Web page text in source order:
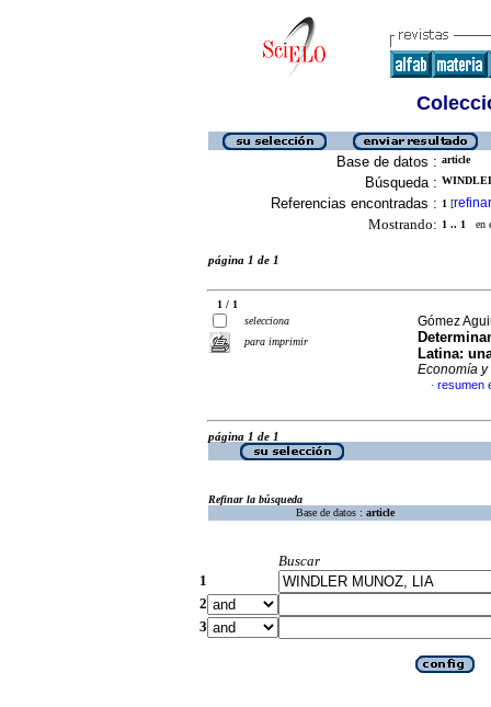
Base de datos : article
Búsqueda :
Referencias encontradas : 1 [refinar
Mostrando: 1 .. 1 en
página 1 de 1
1 / 1
selecciona
para imprimir
Gómez
Latina:
Economía y
· resumen
página 1 de 1
Refinar la búsqueda
Base de datos : article
Buscar
1
2
3